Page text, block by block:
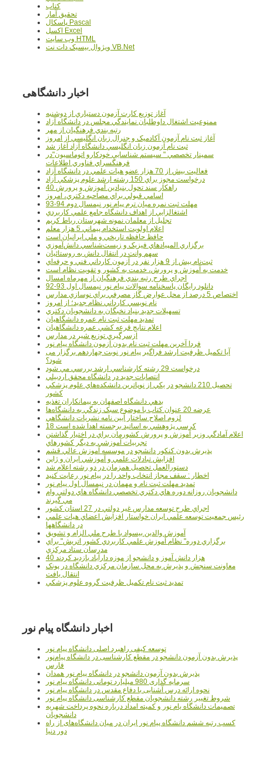
کتاب
تحقيق آمار
پاسکال Pascal
اکسل Excel
وب سايت HTML
ويژوال بيسيک دات نت VB.Net
اخبار دانشگاهی
آغاز توزيع کارت آزمون دستياري از دوشنبه
ممنوعيت اشتغال داوطلبان نمايندگي مجلس در دانشگاه آزاد
رتبه بندي فرهنگيان از مهر
آغاز ثبت نام آزمون آکادميک و جنرال زبان انگليسي از امروز
ثبت نام آزمون زبان انگليسي دانشگاه آزاد آغاز شد
سمينار تخصصي " سيستم شناسايي خودکارو اتوماسيون"در
فرهنگسراي فناوري اطلاعات
فعاليت بيش از 70 هزار عضو هيات علمي در دانشگاه آزاد
درخواست مجوز براي 150 رشته ارشد علوم پزشکي آزاد
40 راهکار سند تحول بنيادين آموزش و پرورش
اسامي قبولي براي مصاحبه دکتري، امروز
مهلت ثبت نمره میان ترم پیام نور نیمسال دوم 94-93
اشتغالزايي از اهداف دانشگاه جامع علمي کاربردي
تجليل از معلمان نمونه شهرستان رباط کريم
اعلام اولويت استخدام پيماني 5 هزار معلم
حافظ حافظه تاريخي و ملي ايرانيان است
برگزاري المپيادهاي فيزيک و زيست‌شناسي دانش‌آموزي
سهم وانت در انتقال دانش به روستائيان
ثبت‌نام بيش از 9 هزار نفر در آزمون کارداني فني و حرفه‌اي
خدمت به آموزش و پرورش، خدمت به کشور و تقويت نظام است
اجراي طرح رتبه بندي فرهنگيان از مهرماه امسال
دانلود رایگان پاسخنامه سوالات پیام نور نیمسال اول 93-92
اختصاص 5 درصد از محل عوارض گاز مصرفي براي نوسازي مدارس
نام نويسي کارداني نظام جديد؛ از امروز
تسهيلات جديد بنياد نخبگان به دانشجويان دکتري
تمديد مهلت ثبت نام عمره دانشگاهيان
اعلام نتايج قرعه کشي عمره دانشگاهيان
ازسرگيري توزيع شير در مدارس
فردا آخرین مهلت ثبت نام بدون آزمون دانشگاه پیام نور
آیا تکمیل ظرفیت ارشد فراگیر پیام نور نوبت چهاردهم برگزار می
شود؟
درخواست 29 رشته کارشناسي ارشد بررسي مي شود
انتصابات جديد در دانشگاه محقق اردبيلي
تحصيل 210 دانشجو در يکي از نوپاترين دانشکده‌هاي علوم پزشکي
کشور
بدهي دانشگاه اصفهان به پيمانکاران تغذيه
عرضه 20 عنوان کتاب با موضوع سبک زندگي به دانشگاه‌ها
لزوم اصلاح ساختار آيين نامه نشريات دانشگاهي
18 کرسي پژوهشي به اساتيد برجسته اهدا شده است
اعلام آمادگي وزير آموزش و پرورش کشورمان براي در اختيار گذاشتن
تجربيات آموزشي به ديگر کشورهاي
پذيرش بدون کنکور دانشجو در موسسه آموزش عالي قشم
افزايش تبادلات علمي و آموزشي ايران و ژاپن
دستورالعمل تحصیل همزمان در دو رشته اعلام شد
اخطار : سقف مجاز انتخاب واحد را در پیام نور رعایت کنید
تمدید مهلت ثبت نام و مهمان در نیمسال اول پیام نور
دانشجويان روزانه دوره هاي دكتري تخصصي دانشگاه هاي دولتي وام
مي گيرند
اجراي طرح توسعه مدارس غير دولتي در 27 استان کشور
رئيس جمعيت توسعه علمي ايران خواستار افزايش اعضاي هيات علمي
در دانشگاهها
آموزش والدين بيسواد با طرح ملي الزام و تشويق
برگزاري دوره" نظام آموزش علمي كاربردي كشور اتريش" براي
مدرسان ستاد مرکزي
40 هزار دانش آموز و دانشجو از موزه دارآباد بازديد کردند
معاونت سنجش و پذيرش به محل سازمان مرکزي دانشگاه در پونک
انتقال يافت
تمديد ثبت نام تکميل ظرفيت گروه علوم پزشکي
اخبار دانشگاه پیام نور
توسعه کیفی راهبرد اصلی دانشگاه پیام نور
پذیرش بدون آزمون دانشجو در مقطع کارشناسی در دانشگاه پیام‌نور
فارس
پذیرش بدون آزمون دانشجو در دانشگاه پیام نور همدان
سرمایه گذاری 980 میلیارد تومانی دانشگاه پیام نور
نحوه ارائه درس آشنایی با دفاع مقدس در دانشگاه پیام نور
شروط تغییر رشته دانشجویان مقطع کارشناسی دانشگاه پیام نور
تصمیمات دانشگاه یام نور و کمیته امداد درباره نحوه پرداخت شهریه
دانشجویان
کسب رتبه ششم دانشگاه پیام نور ایران در میان دانشگاه‌های از راه
دور دنیا